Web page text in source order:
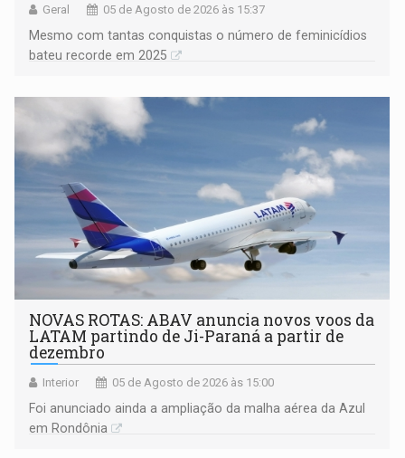
Geral 05 de Agosto de 2026 às 15:37
Mesmo com tantas conquistas o número de feminicídios
bateu recorde em 2025
NOVAS ROTAS: ABAV anuncia novos voos da
LATAM partindo de Ji-Paraná a partir de
dezembro
Interior 05 de Agosto de 2026 às 15:00
Foi anunciado ainda a ampliação da malha aérea da Azul
em Rondônia